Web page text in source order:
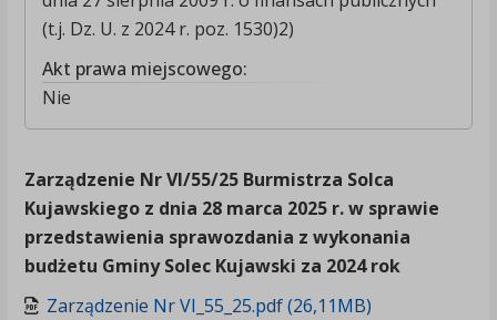
(t.j. Dz. U. z 2024 r. poz. 1530)2)
Akt prawa miejscowego:
Nie
Zarządzenie Nr VI/55/25 Burmistrza Solca
Kujawskiego z dnia 28 marca 2025 r. w sprawie
przedstawienia sprawozdania z wykonania
budżetu Gminy Solec Kujawski za 2024 rok
Zarządzenie Nr VI_55_25.pdf (26,11MB)